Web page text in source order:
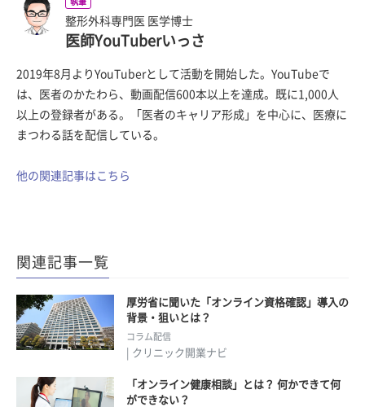
執筆
整形外科専門医 医学博士
医師YouTuberいっさ
2019年8月よりYouTuberとして活動を開始した。YouTubeで
は、医者のかたわら、動画配信600本以上を達成。既に1,000人
以上の登録者がある。「医者のキャリア形成」を中心に、医療に
まつわる話を配信している。
他の関連記事はこちら
関連記事一覧
厚労省に聞いた「オンライン資格確認」導入の
背景・狙いとは？
コラム配信
| クリニック開業ナビ
「オンライン健康相談」とは？ 何かできて何
ができない？